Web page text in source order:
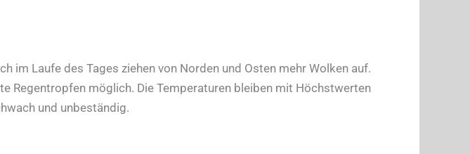
im Laufe des Tages ziehen von Norden und Osten mehr Wolken auf.
Regentropfen möglich. Die Temperaturen bleiben mit Höchstwerten
und unbeständig.